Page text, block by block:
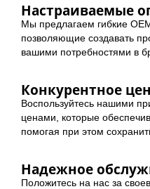
Настраиваемые
Мы предлагаем гибкие
позволяющие создавать
вашими потребностями в
Конкурентное
Воспользуйтесь нашими
ценами, которые
помогая при этом
Надежное
Положитесь на нас за